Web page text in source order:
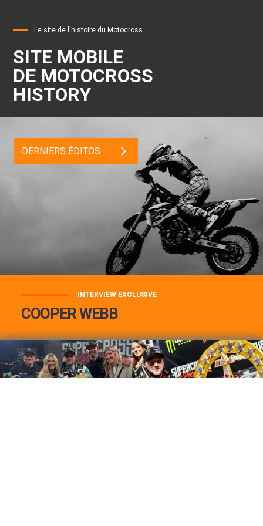
Le site de l'histoire du Motocross
SITE MOBILE
DE MOTOCROSS
HISTORY
DERNIERS ÉDITOS
INTERVIEW EXCLUSIVE
COOPER WEBB